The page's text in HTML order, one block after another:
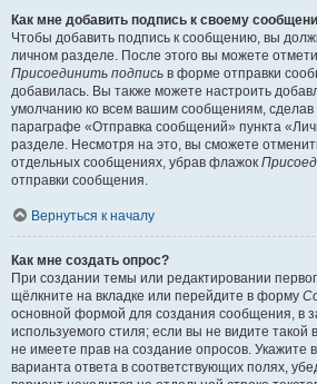
Как мне добавить подпись к своему
Чтобы добавить подпись к сообщению, вы
личном разделе. После этого вы можете
Присоединить подпись в форме отправки
добавилась. Вы также можете настроить
умолчанию ко всем вашим сообщениям,
параграфе «Отправка сообщений» пункта
разделе. Несмотря на это, вы сможете
отдельных сообщениях, убрав флажок
отправки сообщения.
Вернуться к началу
Как мне создать опрос?
При создании темы или редактировании
щёлкните на вкладке или перейдите в форму
основной формой для создания сообщения, в
используемого стиля; если вы не видите
не имеете прав на создание опросов. Укажите
варианта ответа в соответствующих полях,